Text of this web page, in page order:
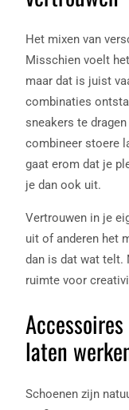
Het mixen van
Misschien voelt
maar dat is juist
combinaties
sneakers te
combineer stoere
gaat erom dat je
je dan ook uit.
Vertrouwen in je
uit of anderen het
dan is dat wat telt.
ruimte voor
laten
Schoenen zijn